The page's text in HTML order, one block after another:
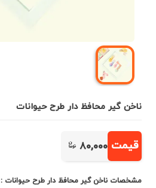
ناخن گیر محافظ دار طرح حیوانات
قیمت 80,000
مشخصات ناخن گیر محافظ دار طرح حیوانات :